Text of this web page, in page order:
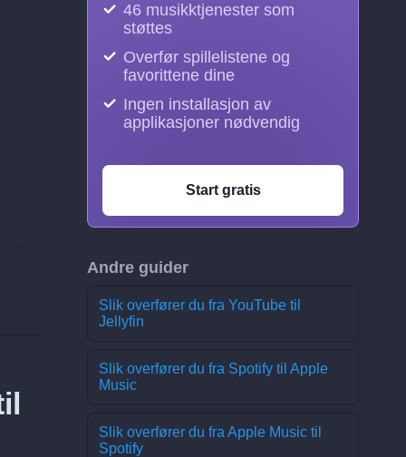
46 musikktjenester som
støttes
Overfør spillelistene og
favorittene dine
Ingen installasjon av
applikasjoner nødvendig
Start gratis
Andre guider
Slik overfører du fra YouTube til
Jellyfin
Slik overfører du fra Spotify til Apple
Music
Slik overfører du fra Apple Music til
Spotify